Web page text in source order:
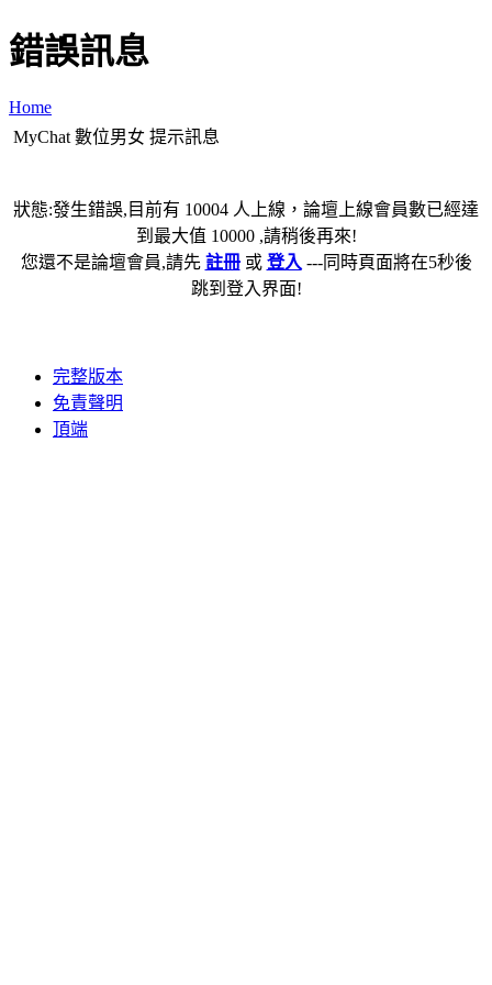
錯誤訊息
Home
MyChat 數位男女 提示訊息
狀態:發生錯誤,目前有 10004 人上線，論壇上線會員數已經達
到最大值 10000 ,請稍後再來!
您還不是論壇會員,請先 註冊或 登入 ---同時頁面將在5秒後
跳到登入界面!
完整版本
免責聲明
頂端